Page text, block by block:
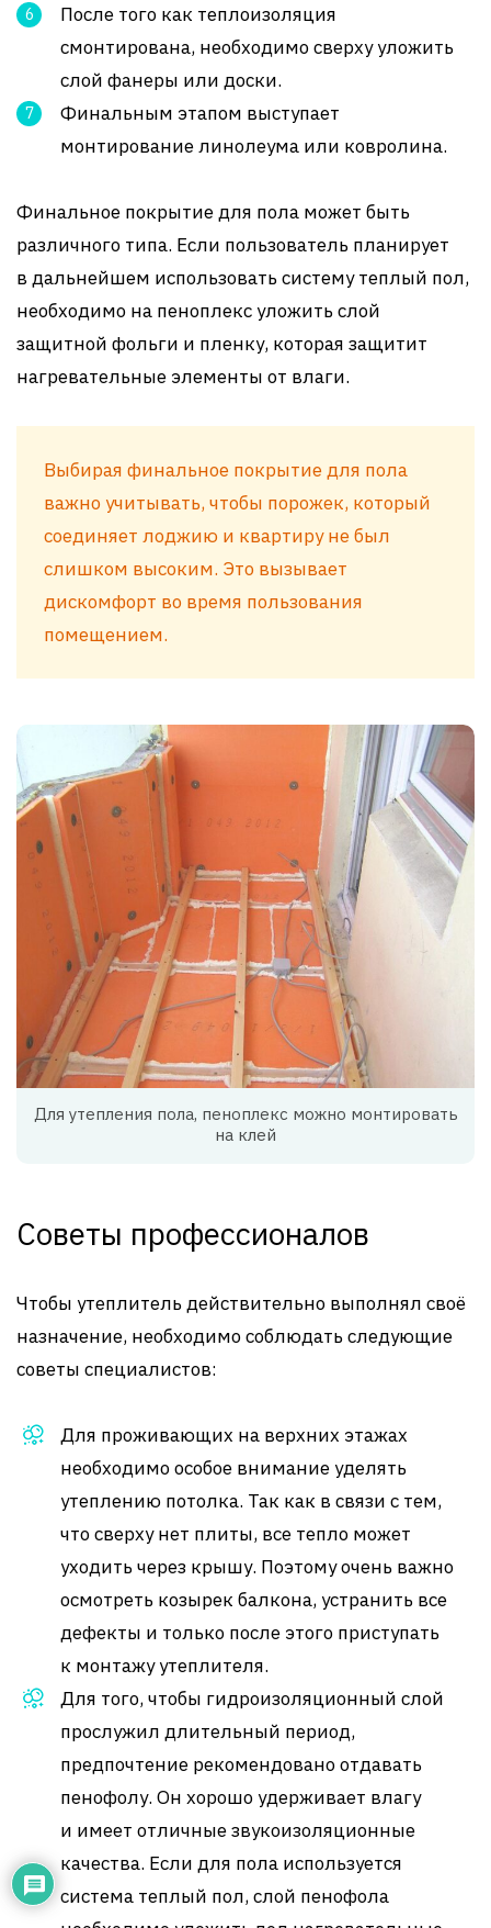
После того как теплоизоляция
смонтирована, необходимо сверху уложить
слой фанеры или доски.
Финальным этапом выступает
монтирование линолеума или ковролина.
Финальное покрытие для пола может быть
различного типа. Если пользователь планирует
в дальнейшем использовать систему теплый пол,
необходимо на пеноплекс уложить слой
защитной фольги и пленку, которая защитит
нагревательные элементы от влаги.
Выбирая финальное покрытие для пола
важно учитывать, чтобы порожек, который
соединяет лоджию и квартиру не был
слишком высоким. Это вызывает
дискомфорт во время пользования
помещением.
Для утепления пола, пеноплекс можно монтировать
на клей
Советы профессионалов
Чтобы утеплитель действительно выполнял своё
назначение, необходимо соблюдать следующие
советы специалистов:
Для проживающих на верхних этажах
необходимо особое внимание уделять
утеплению потолка. Так как в связи с тем,
что сверху нет плиты, все тепло может
уходить через крышу. Поэтому очень важно
осмотреть козырек балкона, устранить все
дефекты и только после этого приступать
к монтажу утеплителя.
Для того, чтобы гидроизоляционный слой
прослужил длительный период,
предпочтение рекомендовано отдавать
пенофолу. Он хорошо удерживает влагу
и имеет отличные звукоизоляционные
качества. Если для пола используется
система теплый пол, слой пенофола